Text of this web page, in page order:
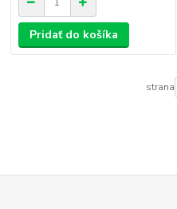
Pridať do košíka
strana